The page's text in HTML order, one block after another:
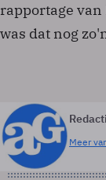
rapportage
was dat nog
Meer